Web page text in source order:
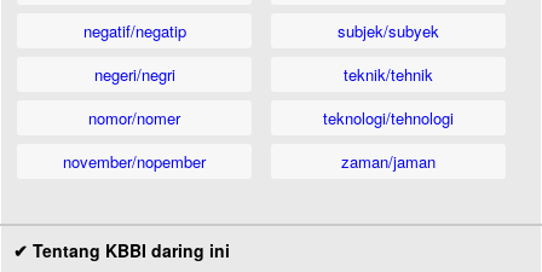
negatif/negatip
negeri/negri
nomor/nomer
november/nopember
subjek/subyek
teknik/tehnik
teknologi/tehnologi
zaman/jaman
✔ Tentang KBBI daring ini